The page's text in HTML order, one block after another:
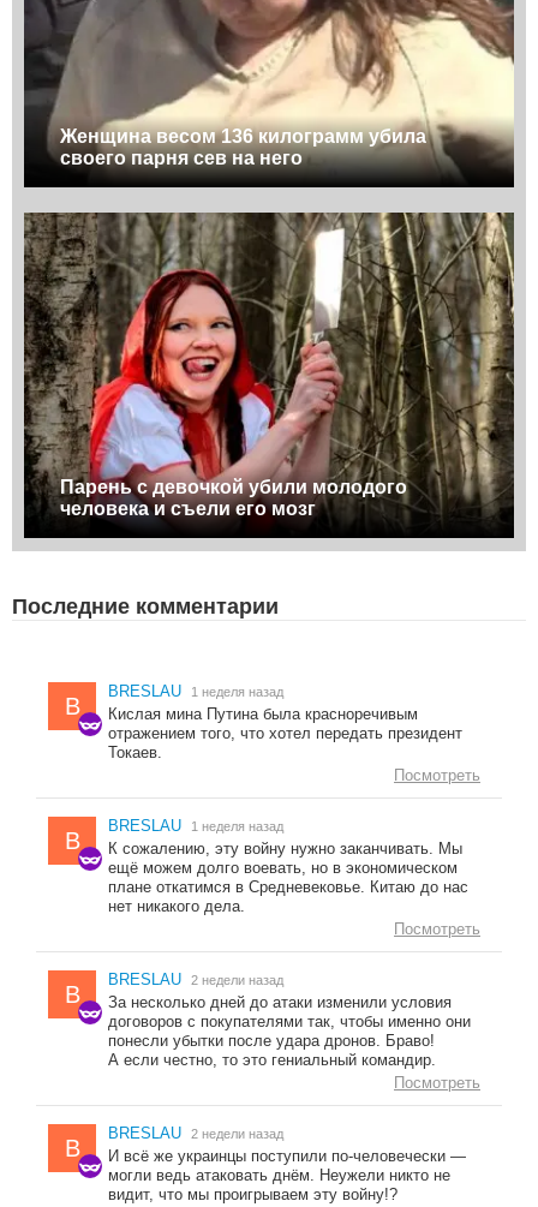
Женщина весом 136 килограмм убила
своего парня сев на него
Парень с девочкой убили молодого
человека и съели его мозг
Последние комментарии
B
BRESLAU 1 неделя назад
Кислая мина Путина была красноречивым
отражением того, что хотел передать президент
Токаев.
Посмотреть
B
BRESLAU 1 неделя назад
К сожалению, эту войну нужно заканчивать. Мы
ещё можем долго воевать, но в экономическом
плане откатимся в Средневековье. Китаю до нас
нет никакого дела.
Посмотреть
B
BRESLAU 2 недели назад
За несколько дней до атаки изменили условия
договоров с покупателями так, чтобы именно они
понесли убытки после удара дронов. Браво!
А если честно, то это гениальный командир.
Посмотреть
B
BRESLAU 2 недели назад
И всё же украинцы поступили по-человечески —
могли ведь атаковать днём. Неужели никто не
видит, что мы проигрываем эту войну!?